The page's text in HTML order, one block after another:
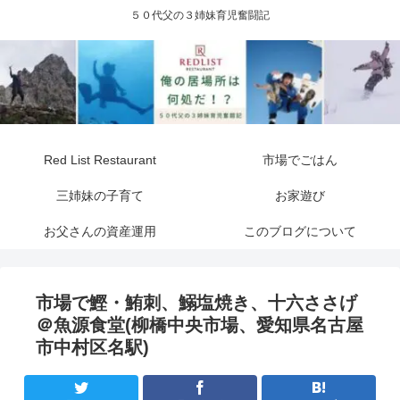
５０代父の３姉妹育児奮闘記
Red List Restaurant 市場でごはん
三姉妹の子育て お家遊び
お父さんの資産運用 このブログについて
市場で鰹・鮪刺、鰯塩焼き、十六ささげ
＠魚源食堂(柳橋中央市場、愛知県名古屋
市中村区名駅)